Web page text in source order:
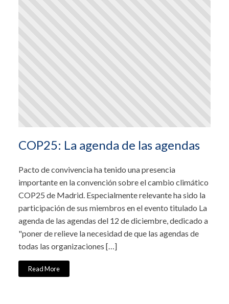
COP25: La agenda de las agendas
Pacto de convivencia ha tenido una presencia
importante en la convención sobre el cambio climático
COP25 de Madrid. Especialmente relevante ha sido la
participación de sus miembros en el evento titulado La
agenda de las agendas del 12 de diciembre, dedicado a
"poner de relieve la necesidad de que las agendas de
todas las organizaciones […]
Read More